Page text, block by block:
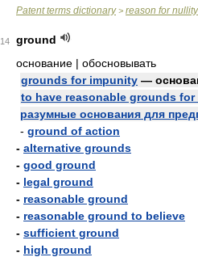
Patent terms dictionary> reason for nullity
14
ground
основание | обосновывать
grounds for impunity —
to have reasonable grounds
разумные основания для
- ground of action
- alternative grounds
- good ground
- legal ground
- reasonable ground
- reasonable ground to believe
- sufficient ground
- high ground